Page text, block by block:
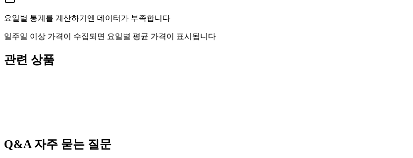
요일별 통계를 계산하기엔 데이터가 부족합니다
일주일 이상 가격이 수집되면 요일별 평균 가격이 표시됩니다
관련 상품
Q&A자주 묻는 질문